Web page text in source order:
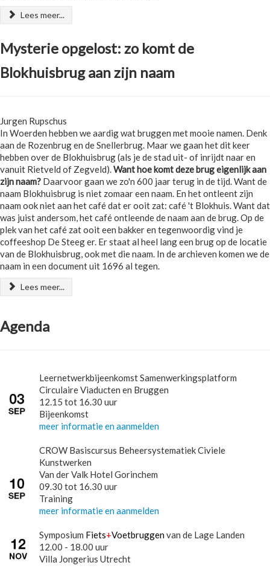
Lees meer...
Mysterie opgelost: zo komt de
Blokhuisbrug aan zijn naam
Jurgen Rupschus
In Woerden hebben we aardig wat bruggen met mooie namen. Denk
aan de Rozenbrug en de Snellerbrug. Maar we gaan het dit keer
hebben over de Blokhuisbrug (als je de stad uit- of inrijdt naar en
vanuit Rietveld of Zegveld). Want hoe komt deze brug eigenlijk aan
zijn naam? Daarvoor gaan we zo'n 600 jaar terug in de tijd. Want de
naam Blokhuisbrug is niet zomaar een naam. En het ontleent zijn
naam ook niet aan het café dat er ooit zat: café 't Blokhuis. Want dat
was juist andersom, het café ontleende de naam aan de brug. Op de
plek van het café zat ooit een bakker en tegenwoordig vind je
coffeeshop De Steeg er. Er staat al heel lang een brug op de locatie
van de Blokhuisbrug, ook met die naam. In de archieven komen we de
naam in een document uit 1696 al tegen.
Lees meer...
Agenda
Leernetwerkbijeenkomst Samenwerkingsplatform
Circulaire Viaducten en Bruggen
12.15 tot 16.30 uur
Bijeenkomst
meer informatie en aanmelden
CROW Basiscursus Beheersystematiek Civiele
Kunstwerken
Van der Valk Hotel Gorinchem
09.30 tot 16.30 uur
Training
meer informatie en aanmelden
Symposium Fiets+Voetbruggenvan de Lage Landen
12.00 - 18.00 uur
Villa Jongerius Utrecht